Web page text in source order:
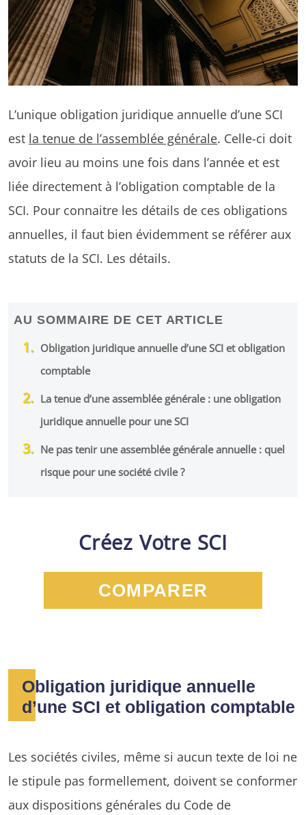
L’unique obligation juridique annuelle d’une SCI
est la tenue de l’assemblée générale. Celle-ci doit
avoir lieu au moins une fois dans l’année et est
liée directement à l’obligation comptable de la
SCI. Pour connaitre les détails de ces obligations
annuelles, il faut bien évidemment se référer aux
statuts de la SCI. Les détails.
AU SOMMAIRE DE CET ARTICLE
Obligation juridique annuelle d’une SCI et obligation
comptable
La tenue d’une assemblée générale : une obligation
juridique annuelle pour une SCI
Ne pas tenir une assemblée générale annuelle : quel
risque pour une société civile ?
Créez Votre SCI
COMPARER
Obligation juridique annuelle
d’une SCI et obligation comptable
Les sociétés civiles, même si aucun texte de loi ne
le stipule pas formellement, doivent se conformer
aux dispositions générales du Code de